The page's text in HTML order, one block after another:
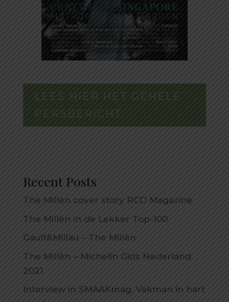
LEES HIER HET GEHELE
PERSBERICHT
Recent Posts
The Millèn cover story RCD Magazine
The Millèn in de Lekker Top-100
Gault&Millau – The Millèn
The Millèn – Michelin Gids Nederland
2021
Interview in SMAAKmag. Vakman in hart